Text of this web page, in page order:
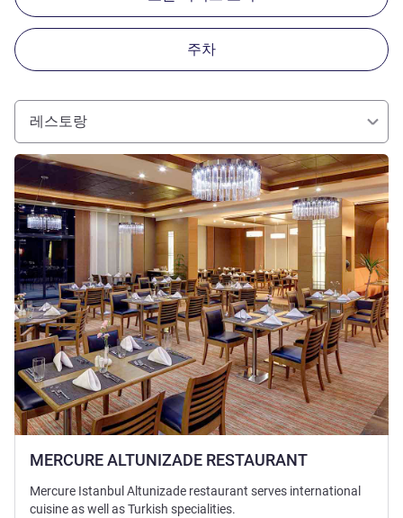
주차
레스토랑
MERCURE ALTUNIZADE RESTAURANT
세부 정보 보기
Mercure Istanbul Altunizade restaurant serves international
cuisine as well as Turkish specialities.